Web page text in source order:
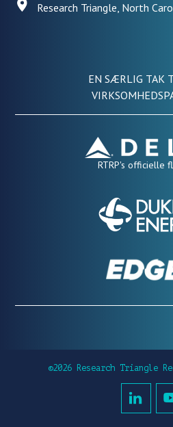
Research Triangle, North
EN SÆRLIG TAK
RTRP's officielle
©2026 Research Triangle